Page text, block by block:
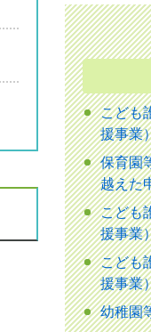
こども
援事業
保育園
越えた
こども
援事業
こども
援事業
幼稚園